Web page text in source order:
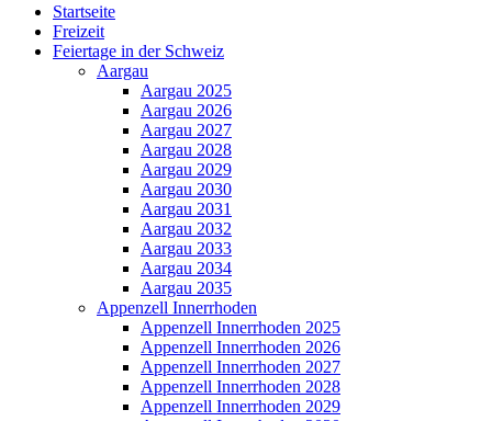
Startseite
Freizeit
Feiertage in der Schweiz
Aargau
Aargau 2025
Aargau 2026
Aargau 2027
Aargau 2028
Aargau 2029
Aargau 2030
Aargau 2031
Aargau 2032
Aargau 2033
Aargau 2034
Aargau 2035
Appenzell Innerrhoden
Appenzell Innerrhoden 2025
Appenzell Innerrhoden 2026
Appenzell Innerrhoden 2027
Appenzell Innerrhoden 2028
Appenzell Innerrhoden 2029